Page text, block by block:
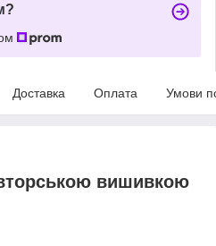
Доставка Оплата Умови
вишивкою